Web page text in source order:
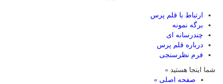
ارتباط با قلم پرس
برگه نمونه
چندرسانه ای
درباره قلم پرس
فرم نظرسنجی
شما اینجا هستید »
صفحه اصلی »